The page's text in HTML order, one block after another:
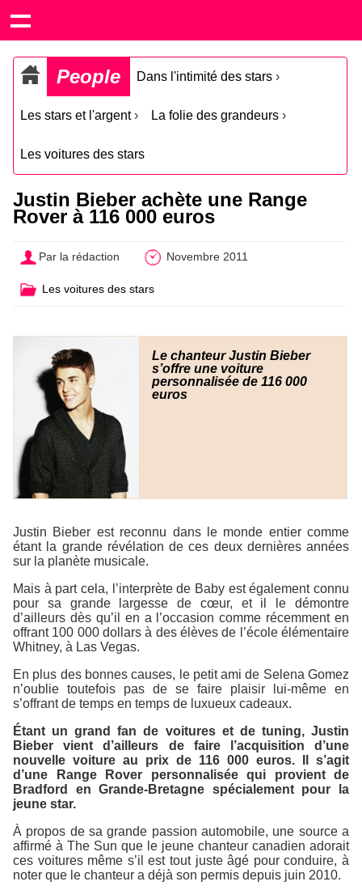
People Dans l'intimité des stars ›
Les stars et l'argent› La folie des grandeurs ›
Les voitures des stars
Justin Bieber achète une Range
Rover à 116 000 euros
Par la rédaction Novembre 2011
Les voitures des stars
Le chanteur Justin Bieber
s’offre une voiture
personnalisée de 116 000
euros
Justin Bieber est reconnu dans le monde entier comme
étant la grande révélation de ces deux dernières années
sur la planète musicale.
Mais à part cela, l’interprète de Baby est également connu
pour sa grande largesse de cœur, et il le démontre
d’ailleurs dès qu’il en a l’occasion comme récemment en
offrant 100 000 dollars à des élèves de l’école élémentaire
Whitney, à Las Vegas.
En plus des bonnes causes, le petit ami de Selena Gomez
n’oublie toutefois pas de se faire plaisir lui-même en
s’offrant de temps en temps de luxueux cadeaux.
Étant un grand fan de voitures et de tuning, Justin
Bieber vient d’ailleurs de faire l’acquisition d’une
nouvelle voiture au prix de 116 000 euros. Il s’agit
d’une Range Rover personnalisée qui provient de
Bradford en Grande-Bretagne spécialement pour la
jeune star.
À propos de sa grande passion automobile, une source a
affirmé à The Sun que le jeune chanteur canadien adorait
ces voitures même s’il est tout juste âgé pour conduire, à
noter que le chanteur a déjà son permis depuis juin 2010.